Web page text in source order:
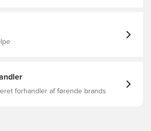
forhandler af førende brands